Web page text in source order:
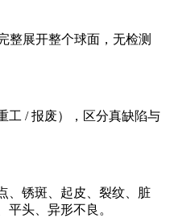
整展开整个球面，无检测
工 / 报废），区分真缺陷与
、锈斑、起皮、裂纹、脏
头、异形不良。